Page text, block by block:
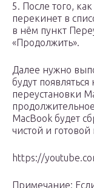
5. После того,
перекинет в
в нём пункт
«Продолжить».
Далее нужно
будут
переустановки
MacBook будет
чистой и
https://
Примечание: